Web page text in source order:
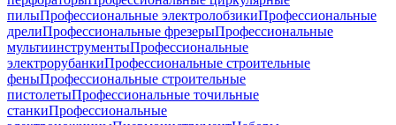
пилыПрофессиональные электролобзикиПрофессиональные
дрелиПрофессиональные фрезерыПрофессиональные
мультиинструментыПрофессиональные
электрорубанкиПрофессиональные строительные
феныПрофессиональные строительные
пистолетыПрофессиональные точильные
станкиПрофессиональные